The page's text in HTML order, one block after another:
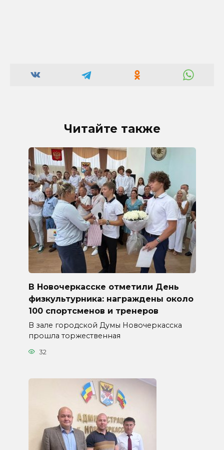
Читайте также
В Новочеркасске отметили День
физкультурника: награждены около
100 спортсменов и тренеров
В зале городской Думы Новочеркасска
прошла торжественная
32